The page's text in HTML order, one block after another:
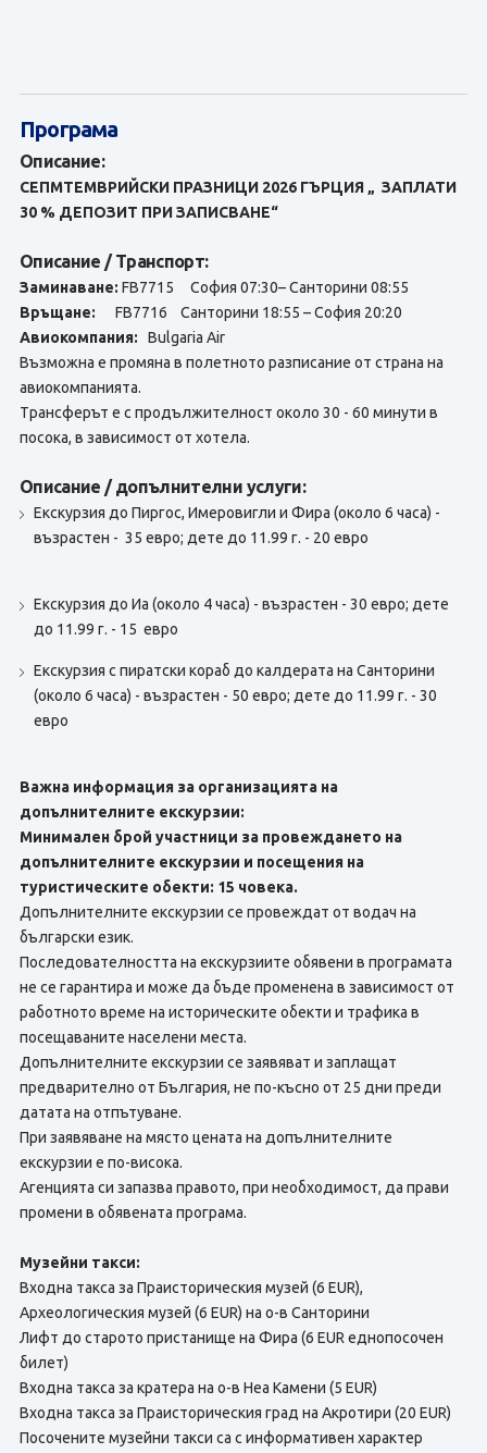
Програма
Описание:
СЕПМТЕМВРИЙСКИ ПРАЗНИЦИ 2026 ГЪРЦИЯ „ ЗАПЛАТИ
30 % ДЕПОЗИТ ПРИ ЗАПИСВАНЕ“
Описание / Транспорт:
Заминаване: FB7715 София 07:30– Санторини 08:55
Връщане: FB7716 Санторини 18:55 – София 20:20
Авиокомпания: Bulgaria Air
Възможна е промяна в полетното разписание от страна на
авиокомпанията.
Tрансферът е с продължителност около 30 - 60 минути в
посока, в зависимост от хотела.
Описание / допълнителни услуги:
Екскурзия до Пиргос, Имеровигли и Фира (около 6 часа) -
възрастен - 35 евро; дете до 11.99 г. - 20 евро
Eкскурзия до Иа (около 4 часа) - възрастен - 30 евро; дете
до 11.99 г. - 15 евро
Екскурзия с пиратски кораб до калдерата на Санторини
(около 6 часа) - възрастен - 50 евро; дете до 11.99 г. - 30
евро
Важна информация за организацията на
допълнителните екскурзии:
Минимален брой участници за провеждането на
допълнителните екскурзии и посещения на
туристическите обекти: 15 човека.
Допълнителните екскурзии се провеждат от водач на
български език.
Последователността на екскурзиите обявени в програмата
не се гарантира и може да бъде променена в зависимост от
работното време на историческите обекти и трафика в
посещаваните населени места.
Допълнителните екскурзии се заявяват и заплащат
предварително от България, не по-късно от 25 дни преди
датата на отпътуване.
При заявяване на място цената на допълнителните
екскурзии е по-висока.
Агенцията си запазва правото, при необходимост, да прави
промени в обявената програма.
Музейни такси:
Входна такса за Праисторическия музей (6 EUR),
Археологическия музей (6 EUR) на о-в Санторини
Лифт до старото пристанище на Фира (6 EUR еднопосочен
билет)
Входна такса за кратера на о-в Неа Камени (5 EUR)
Входна такса за Праисторическия град на Акротири (20 EUR)
Посочените музейни такси са с информативен характер